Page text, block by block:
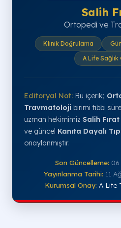
Salih
Ortopedi ve
Klinik Doğrulama
A Life Sağlık
Editoryal Not: Bu içerik;
Travmatoloji birimi tıbbi
uzman hekimimiz Salih Fırat
ve güncel Kanıta Dayalı Tıp
onaylanmıştır.
Son Güncelleme: 06
Yayınlanma Tarihi: 11
Kurumsal Onay: A Life